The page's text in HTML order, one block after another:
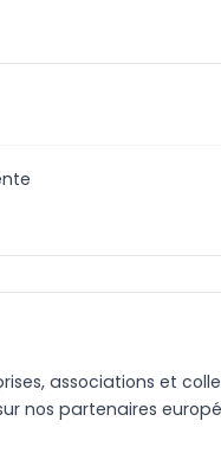
associations et
nos partenaires